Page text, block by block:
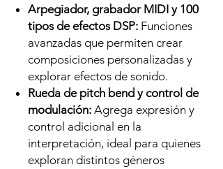
Arpegiador, grabador MIDI y 100
tipos de efectos DSP: Funciones
avanzadas que permiten crear
composiciones personalizadas y
explorar efectos de sonido.
Rueda de pitch bend y control de
modulación: Agrega expresión y
control adicional en la
interpretación, ideal para quienes
exploran distintos géneros